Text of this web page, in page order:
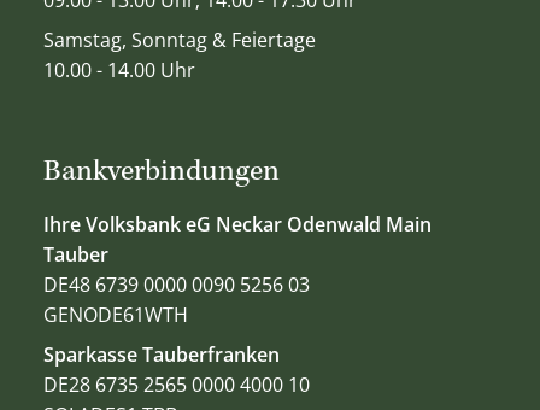
Bankverbindungen
Ihre Volksbank eG Neckar Odenwald Main
Tauber
DE48 6739 0000 0090 5256 03
GENODE61WTH
Sparkasse Tauberfranken
DE28 6735 2565 0000 4000 10
Samstag, Sonntag & Feiertage
10.00 - 14.00 Uhr